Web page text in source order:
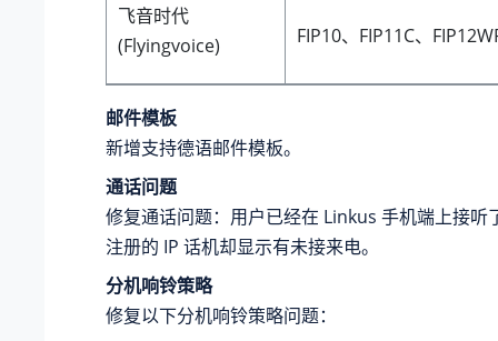
飞音时代
(Flyingvoice)
FIP10、FIP11C、
邮件模板
新增支持德语邮件模板。
通话问题
修复通话问题：用户已经在 Linkus 手机端上接听
注册的 IP 话机却显示有未接来电。
分机响铃策略
修复以下分机响铃策略问题：